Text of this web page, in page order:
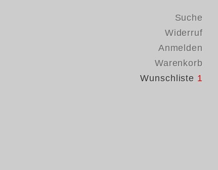
Suche
Widerruf
Anmelden
Warenkorb
Wunschliste 1